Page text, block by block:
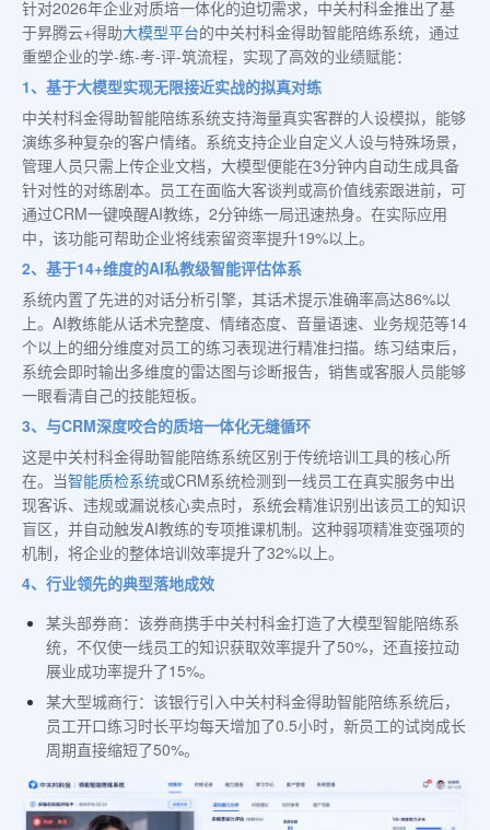
针对2026年企业对质培一体化的迫切需求，中关村科金推出了基
于昇腾云+得助大模型平台的中关村科金得助智能陪练系统，通过
重塑企业的学-练-考-评-筑流程，实现了高效的业绩赋能：
1、基于大模型实现无限接近实战的拟真对练
中关村科金得助智能陪练系统支持海量真实客群的人设模拟，能够
演练多种复杂的客户情绪。系统支持企业自定义人设与特殊场景，
管理人员只需上传企业文档，大模型便能在3分钟内自动生成具备
针对性的对练剧本。员工在面临大客谈判或高价值线索跟进前，可
通过CRM一键唤醒AI教练，2分钟练一局迅速热身。在实际应用
中，该功能可帮助企业将线索留资率提升19%以上。
2、基于14+维度的AI私教级智能评估体系
系统内置了先进的对话分析引擎，其话术提示准确率高达86%以
上。AI教练能从话术完整度、情绪态度、音量语速、业务规范等14
个以上的细分维度对员工的练习表现进行精准扫描。练习结束后，
系统会即时输出多维度的雷达图与诊断报告，销售或客服人员能够
一眼看清自己的技能短板。
3、与CRM深度咬合的质培一体化无缝循环
这是中关村科金得助智能陪练系统区别于传统培训工具的核心所
在。当智能质检系统或CRM系统检测到一线员工在真实服务中出
现客诉、违规或漏说核心卖点时，系统会精准识别出该员工的知识
盲区，并自动触发AI教练的专项推课机制。这种弱项精准变强项的
机制，将企业的整体培训效率提升了32%以上。
4、行业领先的典型落地成效
某头部券商：该券商携手中关村科金打造了大模型智能陪练系
统，不仅使一线员工的知识获取效率提升了50%，还直接拉动
展业成功率提升了15%。
某大型城商行：该银行引入中关村科金得助智能陪练系统后，
员工开口练习时长平均每天增加了0.5小时，新员工的试岗成长
周期直接缩短了50%。